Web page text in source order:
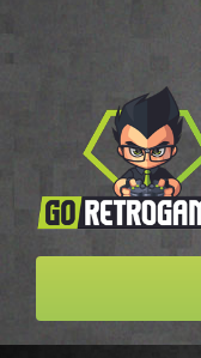
au
Services